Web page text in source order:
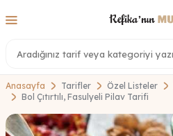
Anasayfa Tarifler Özel Listeler
Bol Çıtırtılı, Fasulyeli Pilav Tarifi